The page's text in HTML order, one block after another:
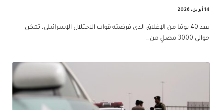
14 أبريل، 2026
بعد 40 يومًا من الإغلاق الذي فرضته قوات الاحتلال الإسرائيلي، تمكن
حوالي 3000 مصلٍ من…